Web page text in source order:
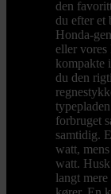
den
du efter et
Honda-
eller
kompakte
du den
forbruget
samtidig.
watt,
watt.
langt